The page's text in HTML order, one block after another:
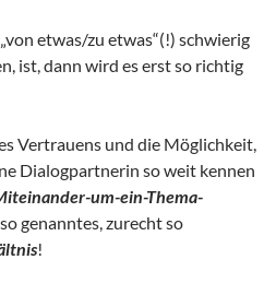
„von etwas/zu etwas“(!) schwierig
ist, dann wird es erst so richtig
Vertrauens und die Möglichkeit,
Dialogpartnerin so weit kennen
um-ein-Thema-
genanntes, zurecht so
!